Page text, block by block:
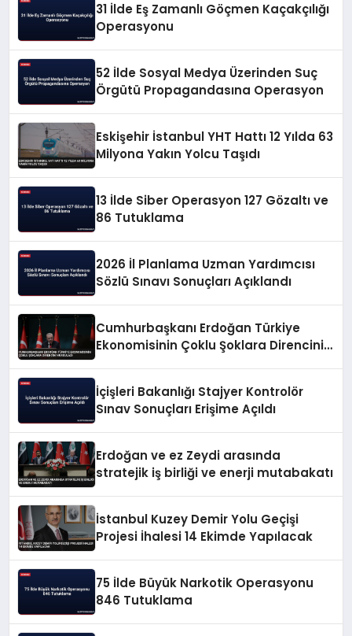
31 İlde Eş Zamanlı Göçmen Kaçakçılığı
Operasyonu
52 İlde Sosyal Medya Üzerinden Suç
Örgütü Propagandasına Operasyon
Eskişehir İstanbul YHT Hattı 12 Yılda 63
Milyona Yakın Yolcu Taşıdı
13 İlde Siber Operasyon 127 Gözaltı ve
86 Tutuklama
2026 İl Planlama Uzman Yardımcısı
Sözlü Sınavı Sonuçları Açıklandı
Cumhurbaşkanı Erdoğan Türkiye
Ekonomisinin Çoklu Şoklara Direncini
İçişleri Bakanlığı Stajyer Kontrolör
Sınav Sonuçları Erişime Açıldı
Erdoğan ve ez Zeydi arasında
stratejik iş birliği ve enerji mutabakatı
İstanbul Kuzey Demir Yolu Geçişi
Projesi İhalesi 14 Ekimde Yapılacak
75 İlde Büyük Narkotik Operasyonu
846 Tutuklama